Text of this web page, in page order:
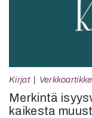
Kirjat
Merkintä
kaikesta